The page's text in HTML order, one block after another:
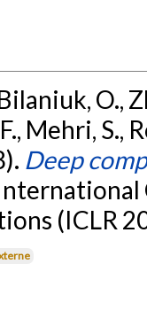
O.,
Mehri, S.,
Deep
(ICLR